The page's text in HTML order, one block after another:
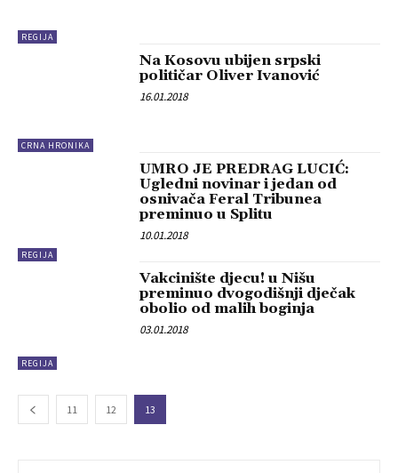
REGIJA
CRNA HRONIKA
Na Kosovu ubijen srpski
političar Oliver Ivanović
16.01.2018
REGIJA
UMRO JE PREDRAG LUCIĆ:
Ugledni novinar i jedan od
osnivača Feral Tribunea
preminuo u Splitu
10.01.2018
REGIJA
Vakcinište djecu! u Nišu
preminuo dvogodišnji dječak
obolio od malih boginja
03.01.2018
11 12 13